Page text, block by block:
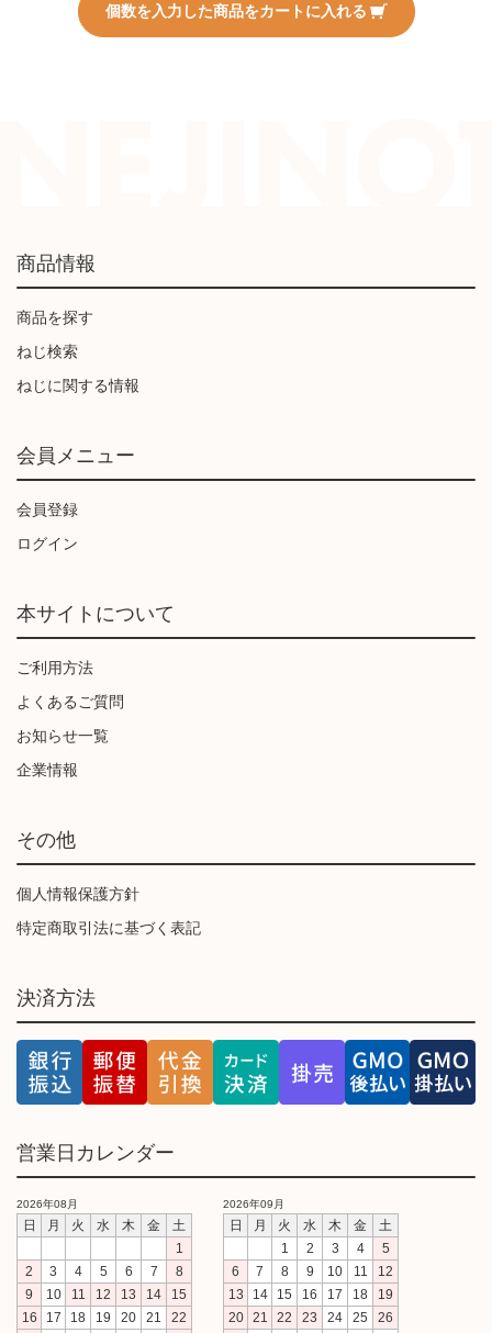
個数を入力した商品をカートに入れる
商品情報
商品を探す
ねじ検索
ねじに関する情報
会員メニュー
会員登録
ログイン
本サイトについて
ご利用方法
よくあるご質問
お知らせ一覧
企業情報
その他
個人情報保護方針
特定商取引法に基づく表記
決済方法
営業日カレンダー
2026年08月
日 月 火 水 木 金
土
1
2
3 4 5 6 7
8
9
10 11 12 13 14
15
16
17 18 19 20 21 22
2026年09月
日 月 火 水 木 金
土
1
2 3 4
5
6
7 8 9 10 11
12
13
14 15 16 17 18
19
20
21 22 23 24 25 26